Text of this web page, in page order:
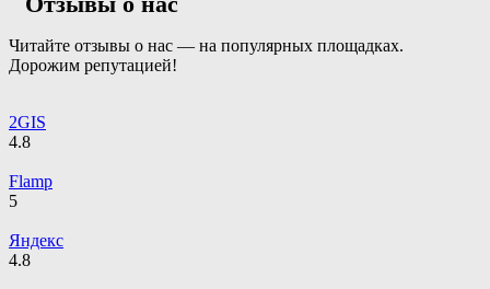
Читайте отзывы о нас — на популярных площадках.
Дорожим репутацией!
2GIS
4.8
Flamp
5
Яндекс
4.8